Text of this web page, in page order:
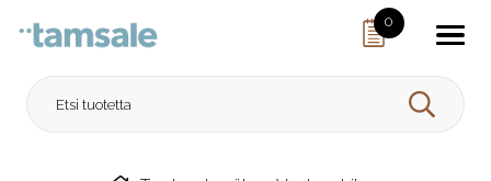
0
HAE